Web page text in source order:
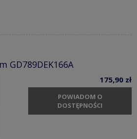
GD789DEK166A
175,90 zł
POWIADOM O
DOSTĘPNOŚCI